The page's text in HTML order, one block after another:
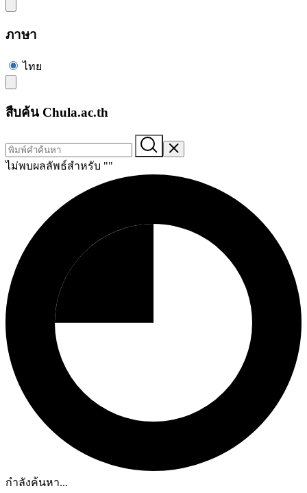
ภาษา
ไทย
สืบค้น Chula.ac.th
ไม่พบผลลัพธ์สำหรับ ""
กำลังค้นหา...